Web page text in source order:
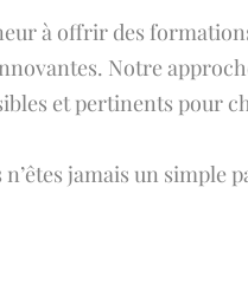
à offrir des
Notre
et pertinents pour
n’êtes jamais un